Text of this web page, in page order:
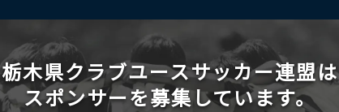
栃木県クラブユースサッカー連盟は
スポンサーを募集しています。